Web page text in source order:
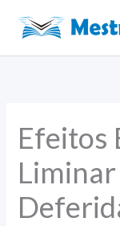
para
o
Efeitos